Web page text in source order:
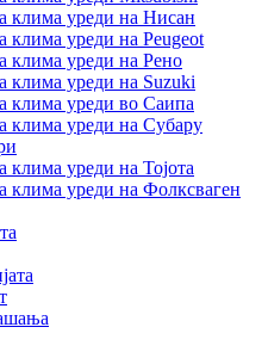
клима уреди на Нисан
клима уреди на Peugeot
клима уреди на Рено
клима уреди на Suzuki
клима уреди во Саипа
клима уреди на Субару
клима уреди на Тојота
клима уреди на Фолксваген